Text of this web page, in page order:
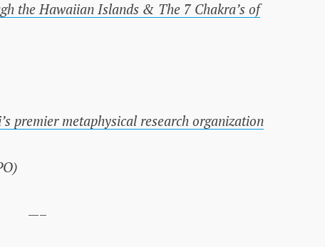
the Hawaiian Islands & The 7 Chakra’s of
premier metaphysical research organization
—–